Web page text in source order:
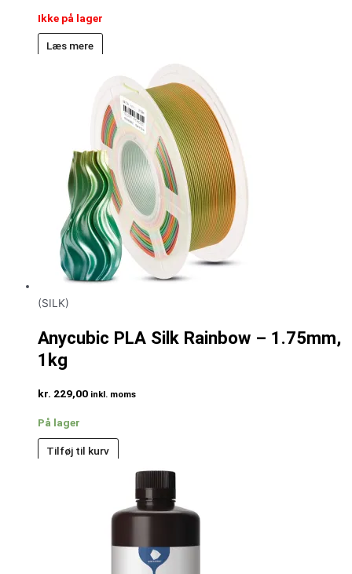
Ikke på lager
Læs mere
(SILK)
Anycubic PLA Silk Rainbow – 1.75mm,
1kg
kr. 229,00 inkl. moms
På lager
Tilføj til kurv